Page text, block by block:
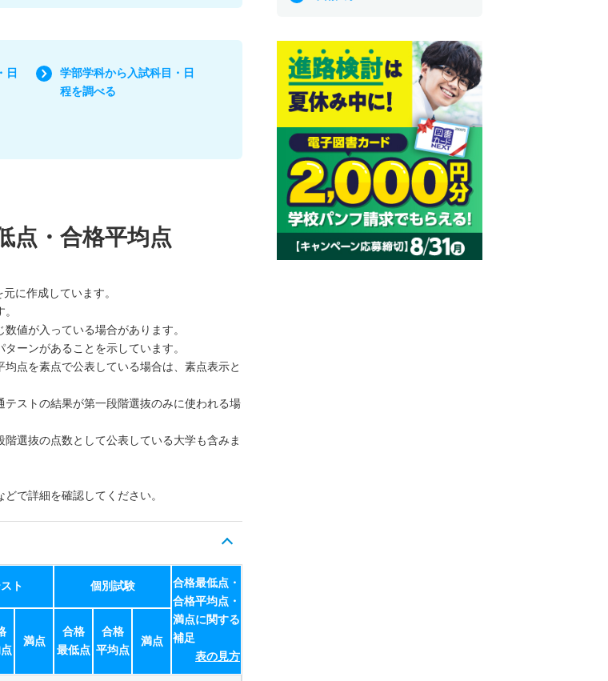
日
学部学科から入試科目・日
程を調べる
点・合格平均点
に作成しています。
値が入っている場合があります。
ーンがあることを示しています。
点を素点で公表している場合は、素点表示と
ストの結果が第一段階選抜のみに使われる場
選抜の点数として公表している大学も含みま
で詳細を確認してください。
ト 個別試験
合格最低点・
合格平均点・
満点に関する
補足
表の見方
満点
合格
最低点
合格
平均点
満点